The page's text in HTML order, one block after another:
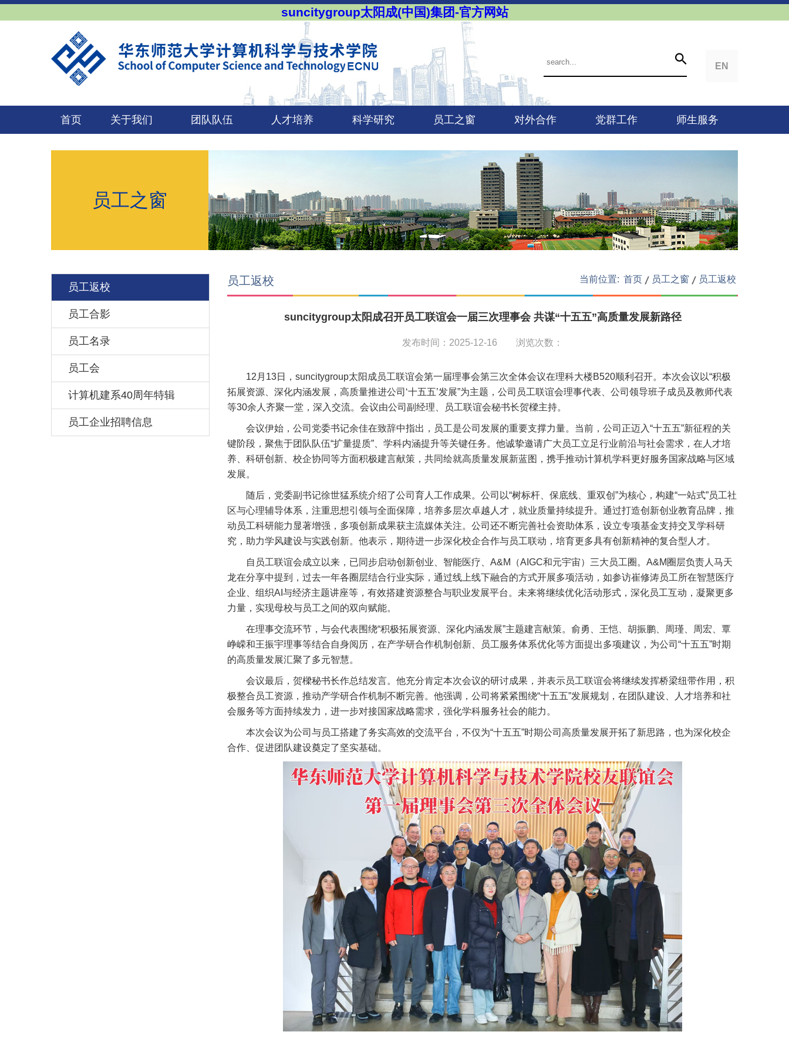
suncitygroup太阳成(中国)集团-官方网站
EN
首页 关于我们 团队队伍 人才培养 科学研究 员工之窗 对外合作 党群工作 师生服务
员工之窗
员工返校
员工合影
员工名录
员工会
计算机建系40周年特辑
员工企业招聘信息
员工返校 当前位置: 首页 员工之窗 员工返校
​suncitygroup太阳成召开员工联谊会一届三次理事会 共谋“十五五”高质量发展新路径
发布时间：2025-12-16 浏览次数：
12月13日，suncitygroup太阳成员工联谊会第一届理事会第三次全体会议在理科大楼B520顺利召开。本次会议以“积极
拓展资源、深化内涵发展，高质量推进公司‘十五五’发展”为主题，公司员工联谊会理事代表、公司领导班子成员及教师代表
等30余人齐聚一堂，深入交流。会议由公司副经理、员工联谊会秘书长贺樑主持。
会议伊始，公司党委书记余佳在致辞中指出，员工是公司发展的重要支撑力量。当前，公司正迈入“十五五”新征程的关
键阶段，聚焦于团队队伍“扩量提质”、学科内涵提升等关键任务。他诚挚邀请广大员工立足行业前沿与社会需求，在人才培
养、科研创新、校企协同等方面积极建言献策，共同绘就高质量发展新蓝图，携手推动计算机学科更好服务国家战略与区域
发展。
随后，党委副书记徐世猛系统介绍了公司育人工作成果。公司以“树标杆、保底线、重双创”为核心，构建“一站式”员工社
区与心理辅导体系，注重思想引领与全面保障，培养多层次卓越人才，就业质量持续提升。通过打造创新创业教育品牌，推
动员工科研能力显著增强，多项创新成果获主流媒体关注。公司还不断完善社会资助体系，设立专项基金支持交叉学科研
究，助力学风建设与实践创新。他表示，期待进一步深化校企合作与员工联动，培育更多具有创新精神的复合型人才。
自员工联谊会成立以来，已同步启动创新创业、智能医疗、A&M（AIGC和元宇宙）三大员工圈。A&M圈层负责人马天
龙在分享中提到，过去一年各圈层结合行业实际，通过线上线下融合的方式开展多项活动，如参访崔修涛员工所在智慧医疗
企业、组织AI与经济主题讲座等，有效搭建资源整合与职业发展平台。未来将继续优化活动形式，深化员工互动，凝聚更多
力量，实现母校与员工之间的双向赋能。
在理事交流环节，与会代表围绕“积极拓展资源、深化内涵发展”主题建言献策。俞勇、王恺、胡振鹏、周瑾、周宏、覃
峥嵘和王振宇理事等结合自身阅历，在产学研合作机制创新、员工服务体系优化等方面提出多项建议，为公司“十五五”时期
的高质量发展汇聚了多元智慧。
会议最后，贺樑秘书长作总结发言。他充分肯定本次会议的研讨成果，并表示员工联谊会将继续发挥桥梁纽带作用，积
极整合员工资源，推动产学研合作机制不断完善。他强调，公司将紧紧围绕“十五五”发展规划，在团队建设、人才培养和社
会服务等方面持续发力，进一步对接国家战略需求，强化学科服务社会的能力。
本次会议为公司与员工搭建了务实高效的交流平台，不仅为“十五五”时期公司高质量发展开拓了新思路，也为深化校企
合作、促进团队建设奠定了坚实基础。